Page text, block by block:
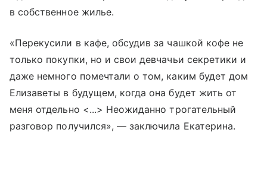
в собственное жилье.
«Перекусили в кафе, обсудив за чашкой кофе не
только покупки, но и свои девчачьи секретики и
даже немного помечтали о том, каким будет дом
Елизаветы в будущем, когда она будет жить от
меня отдельно <...> Неожиданно трогательный
разговор получился», — заключила Екатерина.